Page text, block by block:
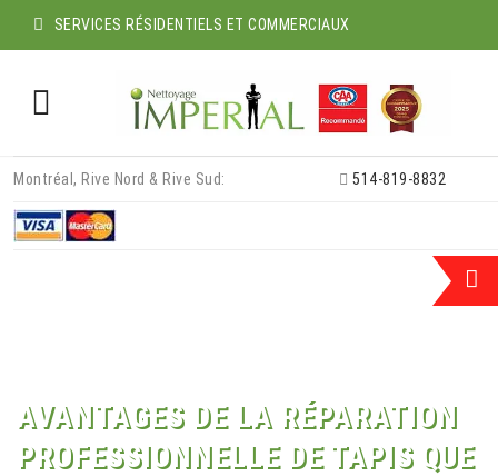
SERVICES RÉSIDENTIELS ET COMMERCIAUX
content
Montréal, Rive Nord & Rive Sud: 514-819-8832
AVANTAGES DE LA RÉPARATION
PROFESSIONNELLE DE TAPIS QUE